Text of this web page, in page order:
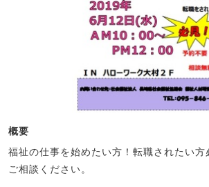
概要
福祉の仕事を始めたい方！転職されたい方
ご相談ください。